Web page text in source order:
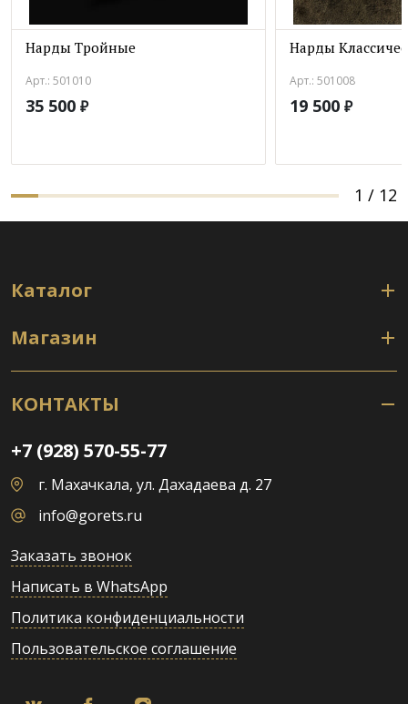
Нарды Тройные
Арт.: 501010
35 500 ₽
Нарды
Арт.: 501008
19 500 ₽
1 / 12
Каталог
Магазин
КОНТАКТЫ
+7 (928) 570-55-77
г. Махачкала, ул. Дахадаева д. 27
info@gorets.ru
Заказать звонок
Написать в WhatsApp
Политика конфиденциальности
Пользовательское соглашение